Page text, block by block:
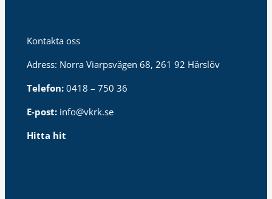
Kontakta oss
Adress: Norra Viarpsvägen 68, 261 92 Härslöv
Telefon: 0418 – 750 36
E-post: info@vkrk.se
Hitta hit